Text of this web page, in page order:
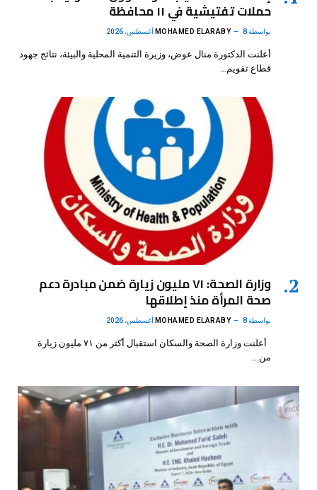
حملات تفتيشية في ١١ محافظة
بواسطة MOHAMED ELARABY 8 أغسطس، 2026
أعلنت الدكتورة منال عوض، وزيرة التنمية المحلية والبيئة، نتائج جهود
قطاع تقويم…
وزارة الصحة: ٧١ مليون زيارة ضمن مبادرة دعم
صحة المرأة منذ إطلاقها
بواسطة MOHAMED ELARABY 8 أغسطس، 2026
أعلنت وزارة الصحة والسكان استقبال أكثر من ٧١ مليون زيارة
من…